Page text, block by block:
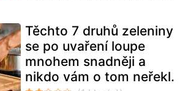
Těchto 7 druhů zeleniny
se po uvaření loupe
mnohem snadněji a
nikdo vám o tom neřekl.